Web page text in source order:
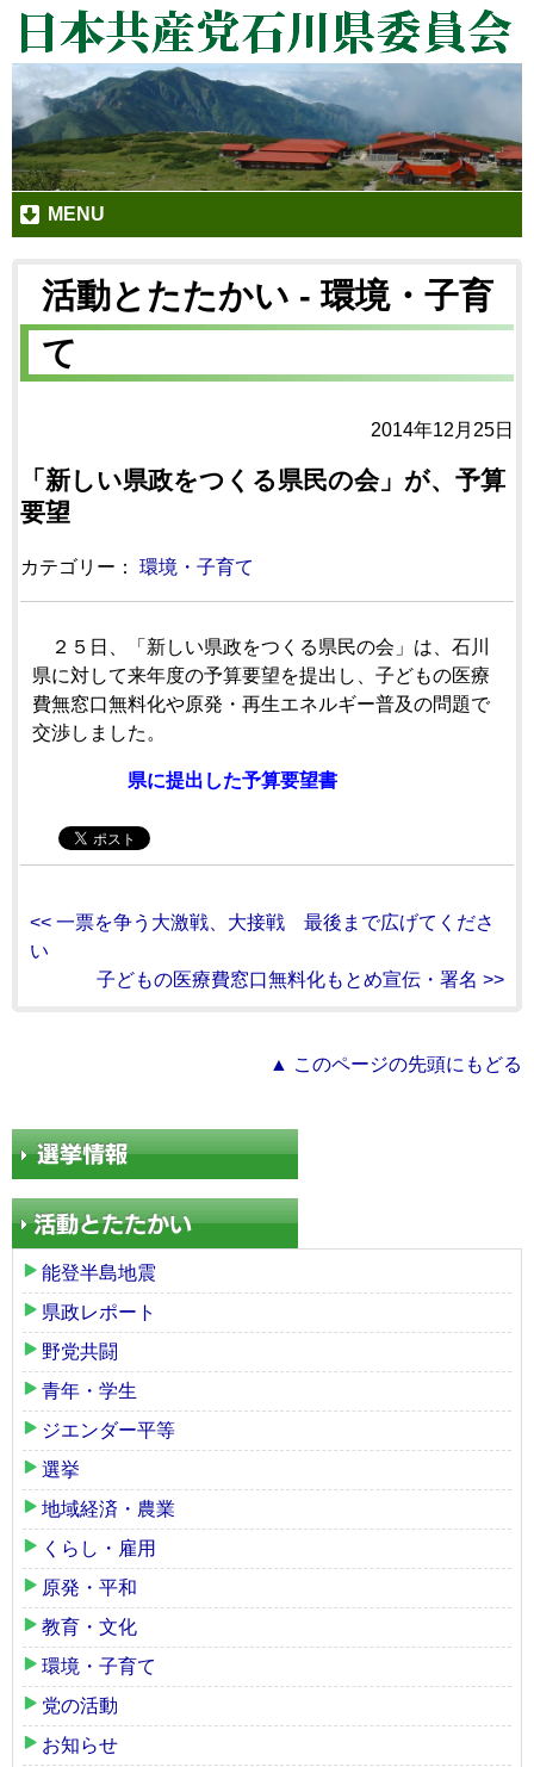
MENU
活動とたたかい - 環境・子育
て
2014年12月25日
「新しい県政をつくる県民の会」が、予算
要望
カテゴリー： 環境・子育て
２５日、「新しい県政をつくる県民の会」は、石川
県に対して来年度の予算要望を提出し、子どもの医療
費無窓口無料化や原発・再生エネルギー普及の問題で
交渉しました。
県に提出した予算要望書
<< 一票を争う大激戦、大接戦 最後まで広げてくださ
い
子どもの医療費窓口無料化もとめ宣伝・署名 >>
▲ このページの先頭にもどる
能登半島地震
県政レポート
野党共闘
青年・学生
ジエンダー平等
選挙
地域経済・農業
くらし・雇用
原発・平和
教育・文化
環境・子育て
党の活動
お知らせ